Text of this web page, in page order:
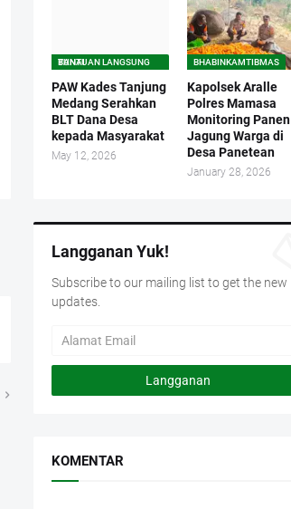
BANTUAN LANGSUNG TUNAI
PAW Kades Tanjung
Medang Serahkan
BLT Dana Desa
kepada Masyarakat
May 12, 2026
BHABINKAMTIBMAS
Kapolsek Aralle
Polres Mamasa
Monitoring Panen
Jagung Warga di
Desa Panetean
January 28, 2026
Langganan Yuk!
Subscribe to our mailing list to get the new
updates.
KOMENTAR